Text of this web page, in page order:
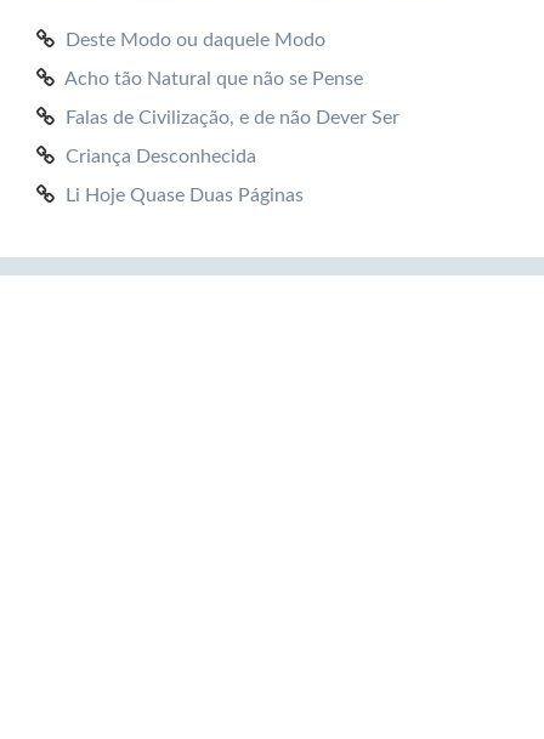
Deste Modo ou daquele Modo
Acho tão Natural que não se Pense
Falas de Civilização, e de não Dever Ser
Criança Desconhecida
Li Hoje Quase Duas Páginas